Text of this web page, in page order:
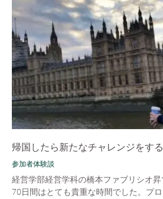
帰国したら新たなチャレンジをする
参加者体験談
経営学部経営学科の橋本ファブリシオ
70日間はとても貴重な時間でした。プ